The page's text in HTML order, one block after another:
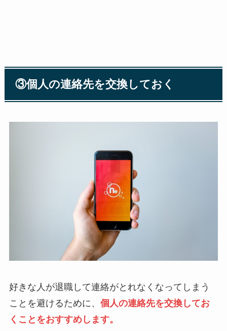
③個人の連絡先を交換しておく
好きな人が退職して連絡がとれなくなってしまう
ことを避けるために、 個人の連絡先を交換してお
くことをおすすめします。